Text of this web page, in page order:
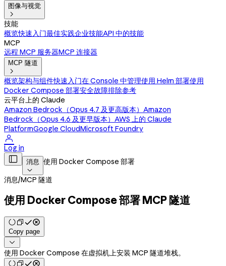
图像与视觉

技能
概览快速入门最佳实践企业技能API 中的技能
MCP
远程 MCP 服务器MCP 连接器
MCP 隧道

概览架构与组件快速入门在 Console 中管理使用 Helm 部署使用
Docker Compose 部署安全故障排除参考
云平台上的 Claude
Amazon Bedrock（Opus 4.7 及更高版本） Amazon
Bedrock（Opus 4.6 及更早版本） AWS 上的 Claude
PlatformGoogle CloudMicrosoft Foundry

Log in
 消息

使用 Docker Compose 部署
消息/MCP 隧道
使用 Docker Compose 部署 MCP 隧道
Copy page

使用 Docker Compose 在虚拟机上安装 MCP 隧道堆栈。